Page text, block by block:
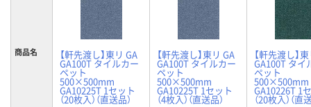
商品名 【軒先渡し】東リ GA
GA100T タイルカー
ペット
500×500mm
GA10225T 1セット
（20枚入）（直送品）
【軒先渡し】東リ GA
GA100T タイルカー
ペット
500×500mm
GA10225T 1セット
（4枚入）（直送品）
【軒先渡し】
GA100T タイ
ペット
500×500mm
GA10226T 1
（20枚入）（直